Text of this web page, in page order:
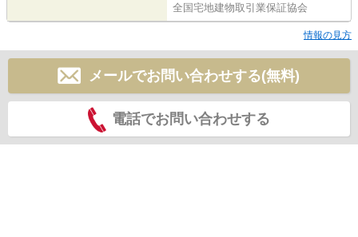
全国宅地建物取引業保証協会
情報の見方
メールでお問い合わせする(無料)
電話でお問い合わせする